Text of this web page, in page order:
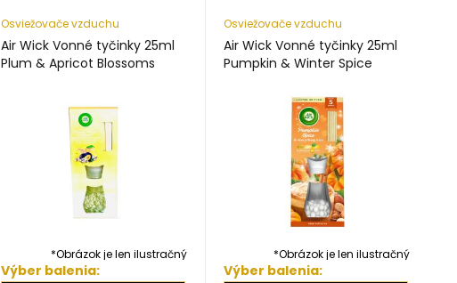
Osviežovače vzduchu
Air Wick Vonné tyčinky 25ml
Plum & Apricot Blossoms
*Obrázok je len ilustračný
Výber balenia:
Osviežovače vzduchu
Air Wick Vonné tyčinky 25ml
Pumpkin & Winter Spice
*Obrázok je len ilustračný
Výber balenia: